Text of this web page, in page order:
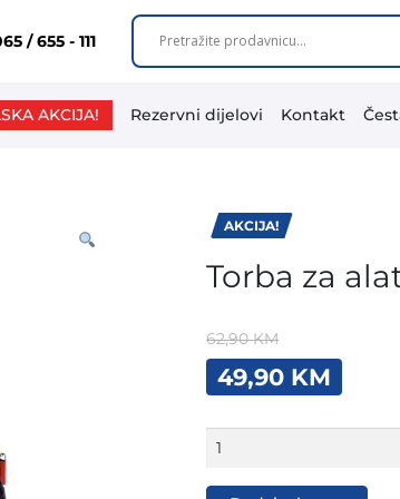
/ 655 - 111
AKCIJA! Rezervni dijelovi Kontakt
AKCIJA!
Torba za
62,90KM
Original
price
62,90 KM.
49,90 KM price
za